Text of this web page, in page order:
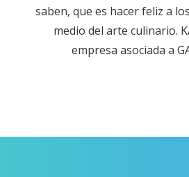
saben, que es hacer feliz a
medio del arte culinario.
empresa asociada a